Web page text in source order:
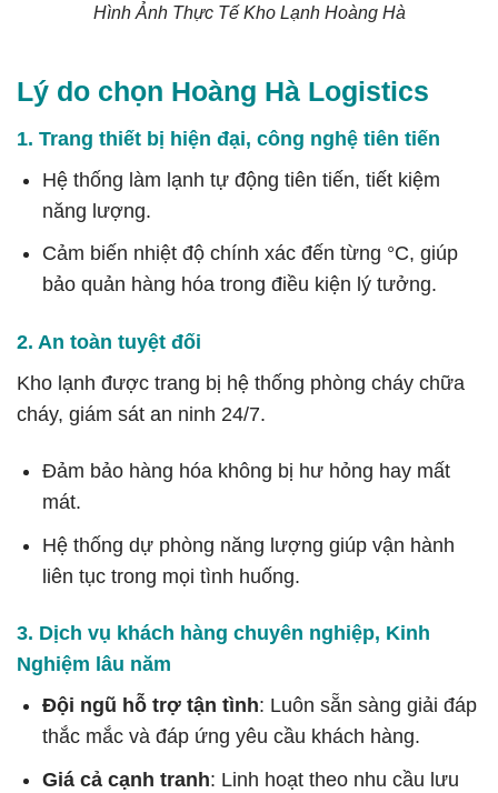
Hình Ảnh Thực Tế Kho Lạnh Hoàng Hà
Lý do chọn Hoàng Hà Logistics
1. Trang thiết bị hiện đại, công nghệ tiên tiến
Hệ thống làm lạnh tự động tiên tiến, tiết kiệm
năng lượng.
Cảm biến nhiệt độ chính xác đến từng °C, giúp
bảo quản hàng hóa trong điều kiện lý tưởng.
2. An toàn tuyệt đối
Kho lạnh được trang bị hệ thống phòng cháy chữa
cháy, giám sát an ninh 24/7.
Đảm bảo hàng hóa không bị hư hỏng hay mất
mát.
Hệ thống dự phòng năng lượng giúp vận hành
liên tục trong mọi tình huống.
3. Dịch vụ khách hàng chuyên nghiệp, Kinh
Nghiệm lâu năm
Đội ngũ hỗ trợ tận tình: Luôn sẵn sàng giải đáp
thắc mắc và đáp ứng yêu cầu khách hàng.
Giá cả cạnh tranh: Linh hoạt theo nhu cầu lưu